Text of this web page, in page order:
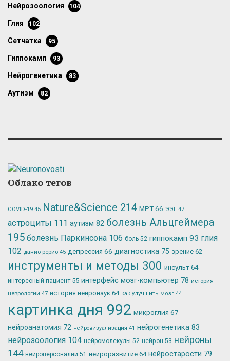
нейрозоология 104
глия 102
сетчатка 95
гиппокамп 93
нейрогенетика 83
аутизм 82
Облако тегов
COVID-19 45 Nature&Science 214 МРТ66 ЭЭГ 47
астроциты 111 аутизм 82 болезнь Альцгеймера
195 болезнь Паркинсона 106 боль 52 гиппокамп 93 глия
102 данио-рерио 45 депрессия 66 диагностика 75 зрение 62
инструменты и методы 300 инсульт 64
интересный пациент 55 интерфейс мозг-компьютер 78 история
неврологии 47 история нейронаук 64 как улучшить мозг 44
картинка дня 992 микроглия 67
нейроанатомия 72 нейровизуализация 41 нейрогенетика 83
нейрозоология 104 нейромолекулы 52 нейрон 53 нейроны
144 нейроперсоналии 51 нейроразвитие 64 нейростарости 79